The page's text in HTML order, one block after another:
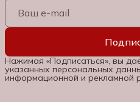
Нажимая «Подписаться», вы
указанных персональных
информационной и рекламной